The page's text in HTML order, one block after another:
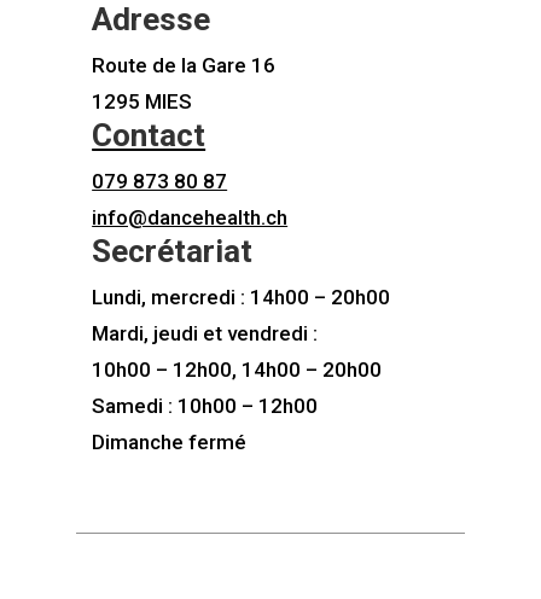
Adresse
Route de la Gare 16
1295 MIES
Contact
079 873 80 87
info@dancehealth.ch
Secrétariat
Lundi, mercredi : 14h00 – 20h00
Mardi, jeudi et vendredi :
10h00 – 12h00, 14h00 – 20h00
Samedi : 10h00 – 12h00
Dimanche fermé